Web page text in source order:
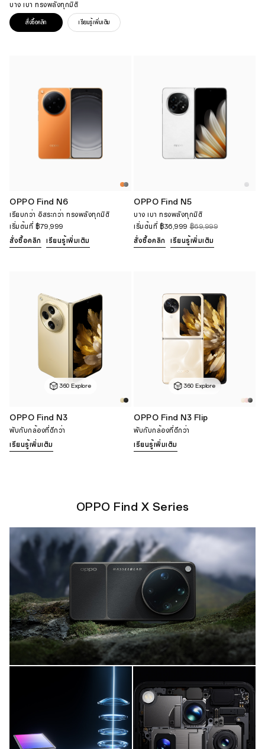
บาง เบา ทรงพลังทุกมิติ
สั่งซื้อคลิก เรียนรู้เพิ่มเติม
OPPO Find N6
เรียบกว่า อิสระกว่า ทรงพลังทุกมิติ
เริ่มต้นที่ ฿79,999
สั่งซื้อคลิก
เรียนรู้เพิ่มเติม
OPPO Find N5
บาง เบา ทรงพลังทุกมิติ
เริ่มต้นที่ ฿36,999 ฿69,999
สั่งซื้อคลิก
เรียนรู้เพิ่มเติม
360 Explore
OPPO Find N3
พับกับกล้องที่ดีกว่า
เรียนรู้เพิ่มเติม
360 Explore
OPPO Find N3 Flip
พับกับกล้องที่ดีกว่า
เรียนรู้เพิ่มเติม
OPPO Find X Series